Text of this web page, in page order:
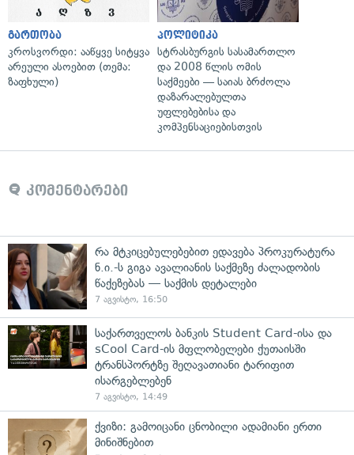
გართობა
კროსვორდი: ააწყვე სიტყვა
არეული ასოებით (თემა:
ზაფხული)
პოლიტიკა
სტრასბურგის სასამართლო
და 2008 წლის ომის
საქმეები — საიას ბრძოლა
დაზარალებულთა
უფლებებისა და
კომპენსაციებისთვის
კომენტარები
რა მტკიცებულებებით ედავება პროკურატურა
ნ.ი.-ს გიგა ავალიანის საქმეზე ძალადობის
წაქეზებას — საქმის დეტალები
7 აგვისტო, 16:50
საქართველოს ბანკის Student Card-ისა და
sCool Card-ის მფლობელები ქუთაისში
ტრანსპორტზე შეღავათიანი ტარიფით
ისარგებლებენ
7 აგვისტო, 14:49
ქვიზი: გამოიცანი ცნობილი ადამიანი ერთი
მინიშნებით